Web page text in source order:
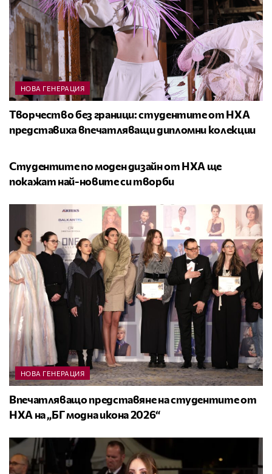
НОВА ГЕНЕРАЦИЯ
Творчество без граници: студентите от НХА
представиха впечатляващи дипломни колекции
Студентите по моден дизайн от НХА ще
покажат най-новите си творби
НОВА ГЕНЕРАЦИЯ
Впечатляващо представяне на студентите от
НХА на „БГ модна икона 2026“